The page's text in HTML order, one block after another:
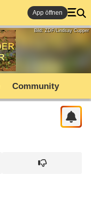
App öffnen
Bild: ZDF/Lindsay Cupper
Community